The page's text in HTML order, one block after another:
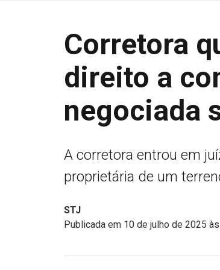
Corretora
direito a
negociada
A corretora entrou em
proprietária de um
STJ
Publicada em 10 de julho de 2025